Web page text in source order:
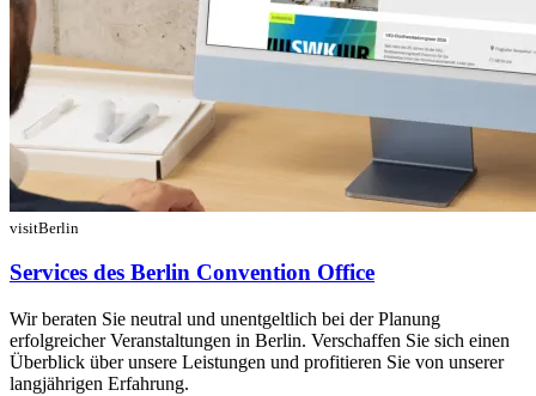
visitBerlin
Services des Berlin Convention Office
Wir beraten Sie neutral und unentgeltlich bei der Planung
erfolgreicher Veranstaltungen in Berlin. Verschaffen Sie sich einen
Überblick über unsere Leistungen und profitieren Sie von unserer
langjährigen Erfahrung.